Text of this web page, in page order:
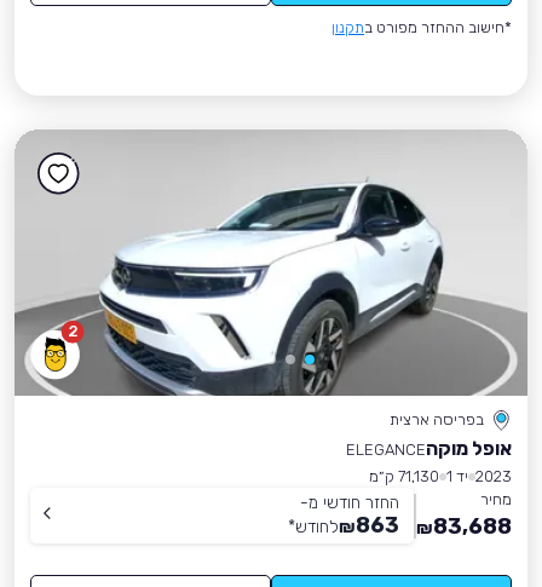
*חישוב ההחזר מפורט בתקנון
2
בפריסה ארצית
אופל מוקהELEGANCE
2023 יד 1
71,130 ק״מ
מחיר
83,688
₪
החזר חודשי מ-
863
₪לחודש*